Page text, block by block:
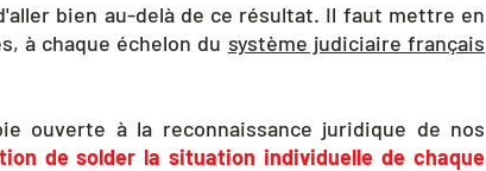
bien au-delà de ce résultat. Il faut mettre en
à chaque échelon du système judiciaire français
ouverte à la reconnaissance juridique de nos
de solder la situation individuelle de chaque